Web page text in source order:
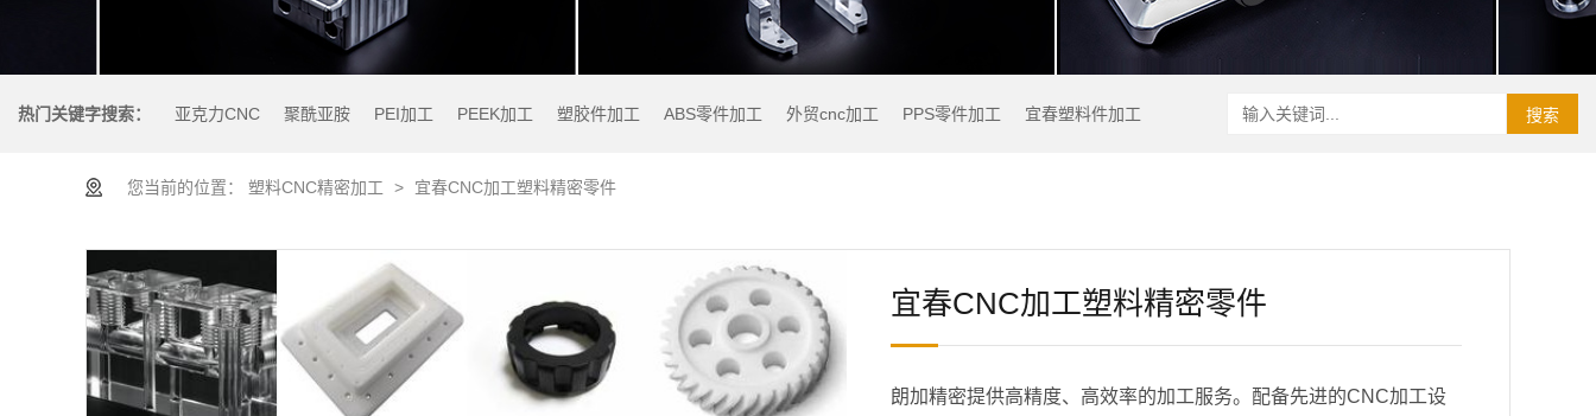
热门关键字搜索： 亚克力CNC 聚酰亚胺 PEI加工 PEEK加工 塑胶件加工 ABS零件加工 外贸cnc加工 PPS零件加工 宜春塑料件加工 搜索
您当前的位置： 塑料CNC精密加工 > 宜春CNC加工塑料精密零件
宜春CNC加工塑料精密零件
朗加精密提供高精度、高效率的加工服务。配备先进的CNC加工设